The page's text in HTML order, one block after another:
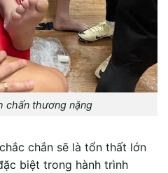
chấn thương nặng
chắn sẽ là tổn thất lớn
biệt trong hành trình